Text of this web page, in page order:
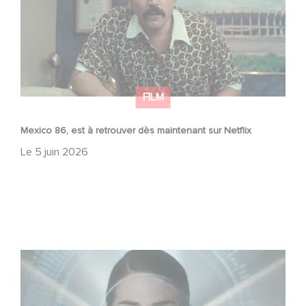
FILM
Mexico 86, est à retrouver dès maintenant sur Netflix
Le 5 juin 2026
La nouvelle production Gaumont USA : « Futuro Desierto